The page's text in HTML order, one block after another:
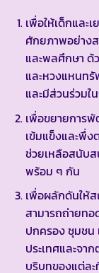
เพื่อให้เด็กแล
ศักยภาพอย่าง
และพลศึกษา ด้
และหวงแหนทรั
และมีส่วนร่วมใ
เพื่อขยายการ
เข้มแข็งและพึ่
ช่วยเหลือสนับส
พร้อม ๆ กัน
เพื่อผลักดันให้
สามารถถ่ายทอ
ปกครอง ชุมชน
ประเทศและจา
บริบทของแต่ละ